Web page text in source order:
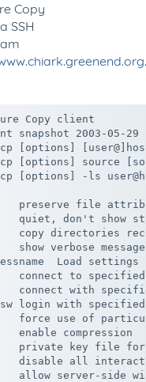
Copy
SSH
Copy client
snapshot 2003-05-29
[options]
[options] source
[options] -ls
preserve file
quiet, don't show
copy directories
show verbose
Load settings
connect to
connect with
login with
force use of
enable compression
private key file
disable all
allow server-side